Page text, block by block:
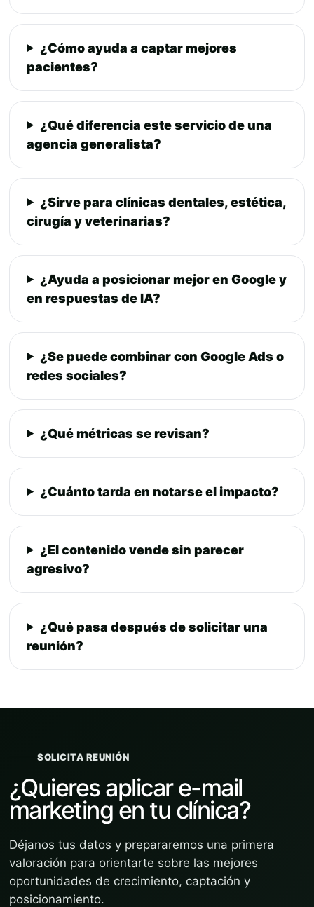
¿Cómo ayuda a captar mejores
pacientes?
¿Qué diferencia este servicio de una
agencia generalista?
¿Sirve para clínicas dentales, estética,
cirugía y veterinarias?
¿Ayuda a posicionar mejor en Google y
en respuestas de IA?
¿Se puede combinar con Google Ads o
redes sociales?
¿Qué métricas se revisan?
¿Cuánto tarda en notarse el impacto?
¿El contenido vende sin parecer
agresivo?
¿Qué pasa después de solicitar una
reunión?
SOLICITA REUNIÓN
¿Quieres aplicar e-mail
marketing en tu clínica?
Déjanos tus datos y prepararemos una primera
valoración para orientarte sobre las mejores
oportunidades de crecimiento, captación y
posicionamiento.